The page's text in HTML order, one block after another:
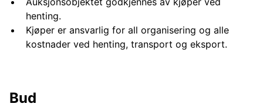
henting.
Kjøper er ansvarlig for all organisering og alle
kostnader ved henting, transport og eksport.
Bud